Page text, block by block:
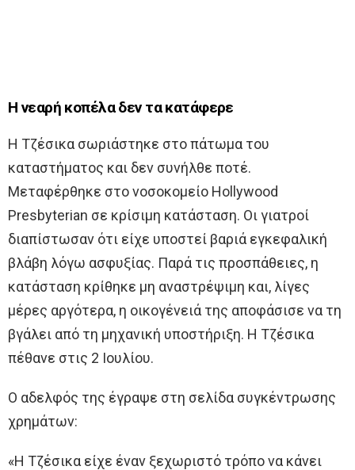
Η νεαρή κοπέλα δεν τα κατάφερε
Η Τζέσικα σωριάστηκε στο πάτωμα του
καταστήματος και δεν συνήλθε ποτέ.
Μεταφέρθηκε στο νοσοκομείο Hollywood
Presbyterian σε κρίσιμη κατάσταση. Οι γιατροί
διαπίστωσαν ότι είχε υποστεί βαριά εγκεφαλική
βλάβη λόγω ασφυξίας. Παρά τις προσπάθειες, η
κατάσταση κρίθηκε μη αναστρέψιμη και, λίγες
μέρες αργότερα, η οικογένειά της αποφάσισε να τη
βγάλει από τη μηχανική υποστήριξη. Η Τζέσικα
πέθανε στις 2 Ιουλίου.
Ο αδελφός της έγραψε στη σελίδα συγκέντρωσης
χρημάτων:
«Η Τζέσικα είχε έναν ξεχωριστό τρόπο να κάνει